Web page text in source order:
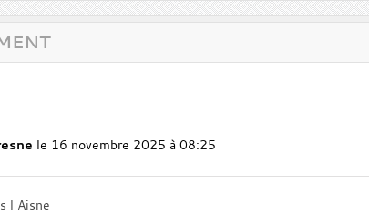
le 16 novembre 2025 à 08:25
l Aisne